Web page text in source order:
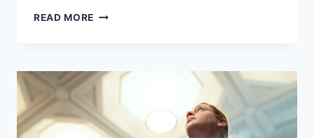
READ MORE
シ
ョ
を
エ